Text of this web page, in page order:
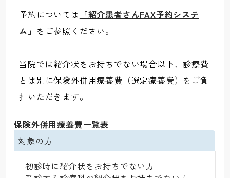
予約については 「紹介患者さんFAX予約システ
ム」 をご参照ください。
当院では紹介状をお持ちでない場合以下、診療費
とは別に保険外併用療養費（選定療養費）をご負
担いただきます。
保険外併用療養費一覧表
対象の方
初診時に紹介状をお持ちでない方